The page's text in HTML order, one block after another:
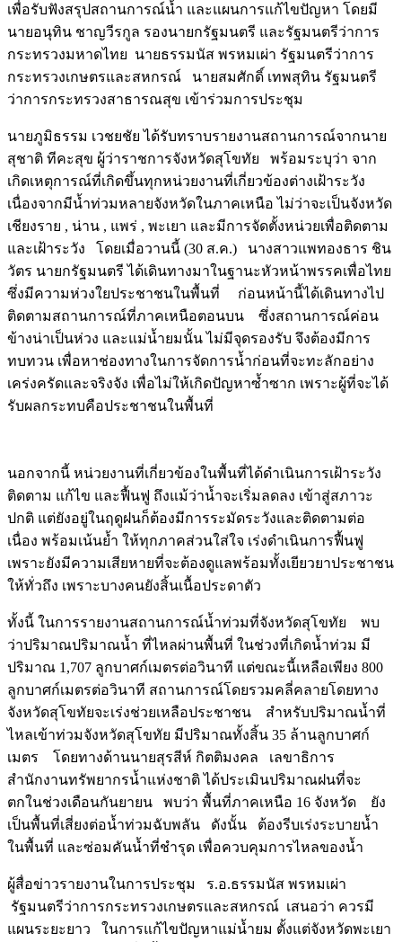
เพื่อรับฟังสรุปสถานการณ์น้ำ และแผนการแก้ไขปัญหา โดยมี
นายอนุทิน ชาญวีรกูล รองนายกรัฐมนตรี และรัฐมนตรีว่าการ
กระทรวงมหาดไทย นายธรรมนัส พรหมเผ่า รัฐมนตรีว่าการ
กระทรวงเกษตรและสหกรณ์ นายสมศักดิ์ เทพสุทิน รัฐมนตรี
ว่าการกระทรวงสาธารณสุข เข้าร่วมการประชุม
นายภูมิธรรม เวชยชัย ได้รับทราบรายงานสถานการณ์จากนาย
สุชาติ ทีคะสุข ผู้ว่าราชการจังหวัดสุโขทัย พร้อมระบุว่า จาก
เกิดเหตุการณ์ที่เกิดขึ้นทุกหน่วยงานที่เกี่ยวข้องต่างเฝ้าระวัง
เนื่องจากมีน้ำท่วมหลายจังหวัดในภาคเหนือ ไม่ว่าจะเป็นจังหวัด
เชียงราย , น่าน , แพร่ , พะเยา และมีการจัดตั้งหน่วยเพื่อติดตาม
และเฝ้าระวัง โดยเมื่อวานนี้ (30 ส.ค.) นางสาวแพทองธาร ชิน
วัตร นายกรัฐมนตรี ได้เดินทางมาในฐานะหัวหน้าพรรคเพื่อไทย
ซึ่งมีความห่วงใยประชาชนในพื้นที่ ก่อนหน้านี้ได้เดินทางไป
ติดตามสถานการณ์ที่ภาคเหนือตอนบน ซึ่งสถานการณ์ค่อน
ข้างน่าเป็นห่วง และแม่น้ำยมนั้น ไม่มีจุดรองรับ จึงต้องมีการ
ทบทวน เพื่อหาช่องทางในการจัดการน้ำก่อนที่จะทะลักอย่าง
เคร่งครัดและจริงจัง เพื่อไม่ให้เกิดปัญหาซ้ำซาก เพราะผู้ที่จะได้
รับผลกระทบคือประชาชนในพื้นที่
นอกจากนี้ หน่วยงานที่เกี่ยวข้องในพื้นที่ได้ดำเนินการเฝ้าระวัง
ติดตาม แก้ไข และฟื้นฟู ถึงแม้ว่าน้ำจะเริ่มลดลง เข้าสู่สภาวะ
ปกติ แต่ยังอยู่ในฤดูฝนก็ต้องมีการระมัดระวังและติดตามต่อ
เนื่อง พร้อมเน้นย้ำ ให้ทุกภาคส่วนใส่ใจ เร่งดำเนินการฟื้นฟู
เพราะยังมีความเสียหายที่จะต้องดูแลพร้อมทั้งเยียวยาประชาชน
ให้ทั่วถึง เพราะบางคนยังสิ้นเนื้อประดาตัว
ทั้งนี้ ในการรายงานสถานการณ์น้ำท่วมที่จังหวัดสุโขทัย พบ
ว่าปริมาณปริมาณน้ำ ที่ไหลผ่านพื้นที่ ในช่วงที่เกิดน้ำท่วม มี
ปริมาณ 1,707 ลูกบาศก์เมตรต่อวินาที แต่ขณะนี้เหลือเพียง 800
ลูกบาศก์เมตรต่อวินาที สถานการณ์โดยรวมคลี่คลายโดยทาง
จังหวัดสุโขทัยจะเร่งช่วยเหลือประชาชน สำหรับปริมาณน้ำที่
ไหลเข้าท่วมจังหวัดสุโขทัย มีปริมาณทั้งสิ้น 35 ล้านลูกบาศก์
เมตร โดยทางด้านนายสุรสีห์ กิตติมงคล เลขาธิการ
สำนักงานทรัพยากรน้ำแห่งชาติ ได้ประเมินปริมาณฝนที่จะ
ตกในช่วงเดือนกันยายน พบว่า พื้นที่ภาคเหนือ 16 จังหวัด ยัง
เป็นพื้นที่เสี่ยงต่อน้ำท่วมฉับพลัน ดังนั้น ต้องรีบเร่งระบายน้ำ
ในพื้นที่ และซ่อมคันน้ำที่ชำรุด เพื่อควบคุมการไหลของน้ำ
ผู้สื่อข่าวรายงานในการประชุม ร.อ.ธรรมนัส พรหมเผ่า
รัฐมนตรีว่าการกระทรวงเกษตรและสหกรณ์ เสนอว่า ควรมี
แผนระยะยาว ในการแก้ไขปัญหาแม่น้ำยม ตั้งแต่จังหวัดพะเยา